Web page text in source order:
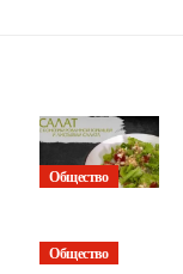
Общество
Общество